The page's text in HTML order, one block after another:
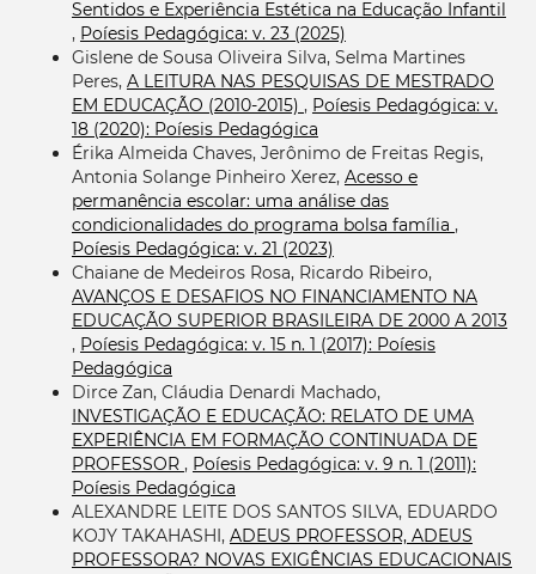
Sentidos e Experiência Estética na Educação Infantil
, Poíesis Pedagógica: v. 23 (2025)
Gislene de Sousa Oliveira Silva, Selma Martines
Peres, A LEITURA NAS PESQUISAS DE MESTRADO
EM EDUCAÇÃO (2010-2015) , Poíesis Pedagógica: v.
18 (2020): Poíesis Pedagógica
Érika Almeida Chaves, Jerônimo de Freitas Regis,
Antonia Solange Pinheiro Xerez, Acesso e
permanência escolar: uma análise das
condicionalidades do programa bolsa família ,
Poíesis Pedagógica: v. 21 (2023)
Chaiane de Medeiros Rosa, Ricardo Ribeiro,
AVANÇOS E DESAFIOS NO FINANCIAMENTO NA
EDUCAÇÃO SUPERIOR BRASILEIRA DE 2000 A 2013
, Poíesis Pedagógica: v. 15 n. 1 (2017): Poíesis
Pedagógica
Dirce Zan, Cláudia Denardi Machado,
INVESTIGAÇÃO E EDUCAÇÃO: RELATO DE UMA
EXPERIÊNCIA EM FORMAÇÃO CONTINUADA DE
PROFESSOR , Poíesis Pedagógica: v. 9 n. 1 (2011):
Poíesis Pedagógica
ALEXANDRE LEITE DOS SANTOS SILVA, EDUARDO
KOJY TAKAHASHI, ADEUS PROFESSOR, ADEUS
PROFESSORA? NOVAS EXIGÊNCIAS EDUCACIONAIS